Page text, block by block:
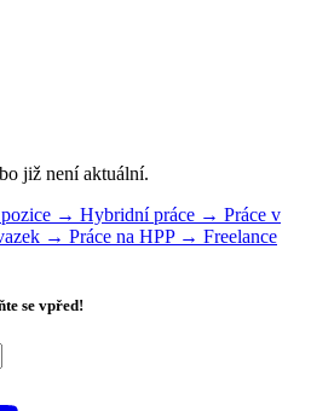
již není aktuální.
→ Hybridní práce → Práce v
→ Práce na HPP → Freelance
se vpřed!